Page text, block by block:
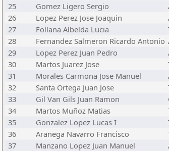
25
Gomez Ligero Sergio
26
Lopez Perez Jose Joaquin
27
Follana Albelda Lucia
28
Fernandez Salmeron Ricardo Antonio
29
Lopez Perez Juan Pedro
30
Martos Juarez Jose
31
Morales Carmona Jose Manuel
32
Santa Ortega Juan Jose
33
Gil Van Gils Juan Ramon
34
Martos Muñoz Matias
35
Gonzalez Lopez Lucas I
36
Aranega Navarro Francisco
37
Manzano Lopez Juan Manuel